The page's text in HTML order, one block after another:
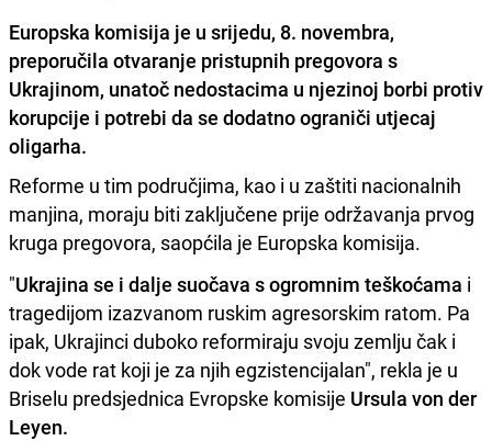
Europska komisija je u srijedu, 8. novembra,
preporučila otvaranje pristupnih pregovora s
Ukrajinom, unatoč nedostacima u njezinoj borbi protiv
korupcije i potrebi da se dodatno ograniči utjecaj
oligarha.
Reforme u tim područjima, kao i u zaštiti nacionalnih
manjina, moraju biti zaključene prije održavanja prvog
kruga pregovora, saopćila je Europska komisija.
"Ukrajina se i dalje suočava s ogromnim teškoćama i
tragedijom izazvanom ruskim agresorskim ratom. Pa
ipak, Ukrajinci duboko reformiraju svoju zemlju čak i
dok vode rat koji je za njih egzistencijalan", rekla je u
Briselu predsjednica Evropske komisije Ursula von der
Leyen.